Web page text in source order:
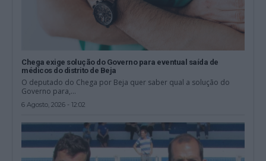
Chega exige solução do Governo para eventual saída de
médicos do distrito de Beja
O deputado do Chega por Beja quer saber qual a solução do
Governo para,...
6 Agosto, 2026 - 12:02